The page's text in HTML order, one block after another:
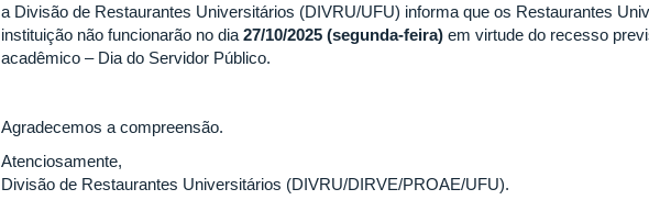
a Divisão de Restaurantes Universitários (DIVRU/UFU) informa que os Restaurantes
instituição não funcionarão no dia 27/10/2025 (segunda-feira) em virtude do recesso
acadêmico – Dia do Servidor Público.
Agradecemos a compreensão.
Atenciosamente,
Divisão de Restaurantes Universitários (DIVRU/DIRVE/PROAE/UFU).